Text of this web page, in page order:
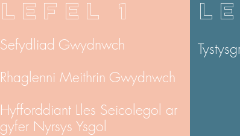
Sefydliad Gwydnwch
Rhaglenni Meithrin Gwydnwch
Hyfforddiant Lles Seicolegol ar
gyfer Nyrsys Ysgol
LEFEL 1